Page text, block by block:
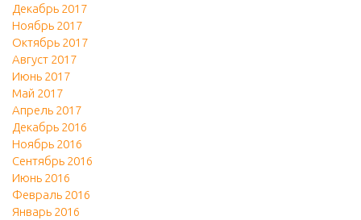
Декабрь 2017
Ноябрь 2017
Октябрь 2017
Август 2017
Июнь 2017
Май 2017
Апрель 2017
Декабрь 2016
Ноябрь 2016
Сентябрь 2016
Июнь 2016
Февраль 2016
Январь 2016